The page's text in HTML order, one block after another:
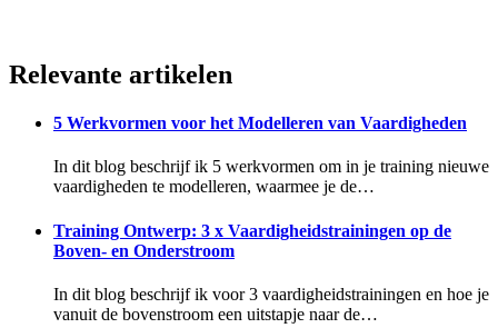
Relevante artikelen
5 Werkvormen voor het Modelleren van Vaardigheden
In dit blog beschrijf ik 5 werkvormen om in je training nieuwe
vaardigheden te modelleren, waarmee je de…
Training Ontwerp: 3 x Vaardigheidstrainingen op de
Boven- en Onderstroom
In dit blog beschrijf ik voor 3 vaardigheidstrainingen en hoe je
vanuit de bovenstroom een uitstapje naar de…